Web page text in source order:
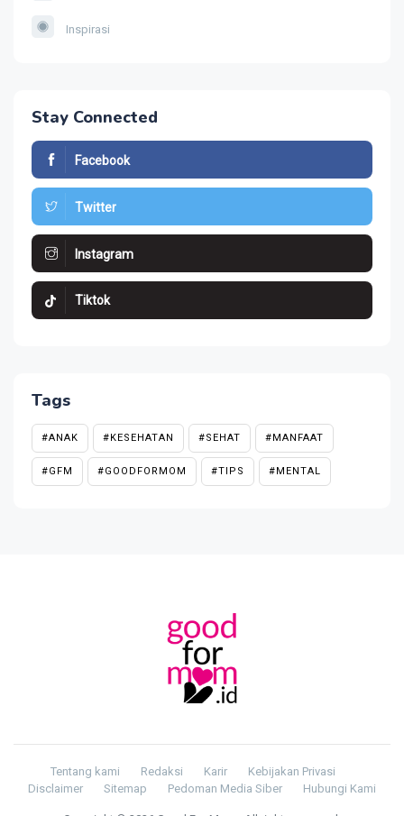
Inspirasi
Stay Connected
Facebook
Twitter
Instagram
Tiktok
Tags
#ANAK #KESEHATAN #SEHAT #MANFAAT
#GFM #GOODFORMOM #TIPS #MENTAL
Tentang kami Redaksi Karir
Kebijakan Privasi
Disclaimer
Sitemap Pedoman Media Siber Hubungi Kami